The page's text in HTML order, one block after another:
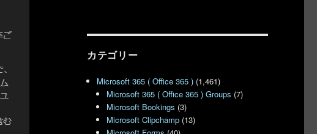
カテゴリー
Microsoft 365 ( Office 365 ) (1,461)
Microsoft 365 ( Office 365 ) Groups (7)
Microsoft Bookings (3)
Microsoft Clipchamp (13)